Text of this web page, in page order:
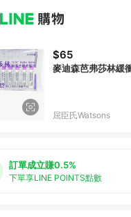
$65
麥迪森芭弗莎林緩
屈臣氏Watsons
訂單成立賺0.5%
下單享LINE POINTS點數